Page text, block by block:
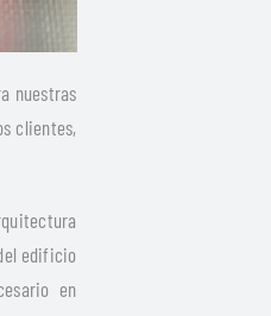
nuestras
clientes,
edificio
en